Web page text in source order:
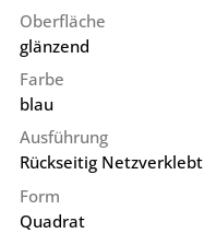
Oberfläche
glänzend
Farbe
blau
Ausführung
Rückseitig Netzverklebt
Form
Quadrat